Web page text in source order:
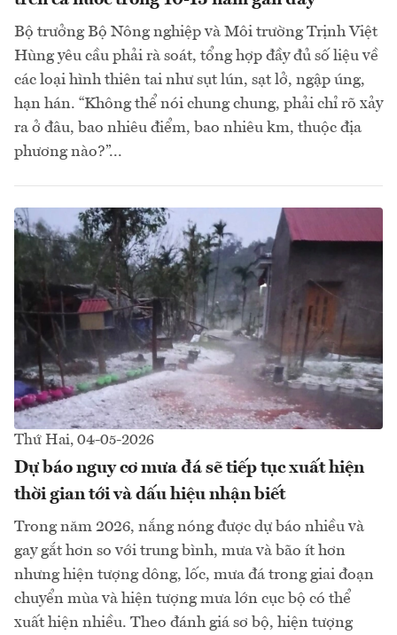
Bộ trưởng Bộ Nông nghiệp và Môi trường Trịnh Việt
Hùng yêu cầu phải rà soát, tổng hợp đầy đủ số liệu về
các loại hình thiên tai như sụt lún, sạt lở, ngập úng,
hạn hán. “Không thể nói chung chung, phải chỉ rõ xảy
ra ở đâu, bao nhiêu điểm, bao nhiêu km, thuộc địa
phương nào?”...
Thứ Hai, 04-05-2026
Dự báo nguy cơ mưa đá sẽ tiếp tục xuất hiện
thời gian tới và dấu hiệu nhận biết
Trong năm 2026, nắng nóng được dự báo nhiều và
gay gắt hơn so với trung bình, mưa và bão ít hơn
nhưng hiện tượng dông, lốc, mưa đá trong giai đoạn
chuyển mùa và hiện tượng mưa lớn cục bộ có thể
xuất hiện nhiều. Theo đánh giá sơ bộ, hiện tượng